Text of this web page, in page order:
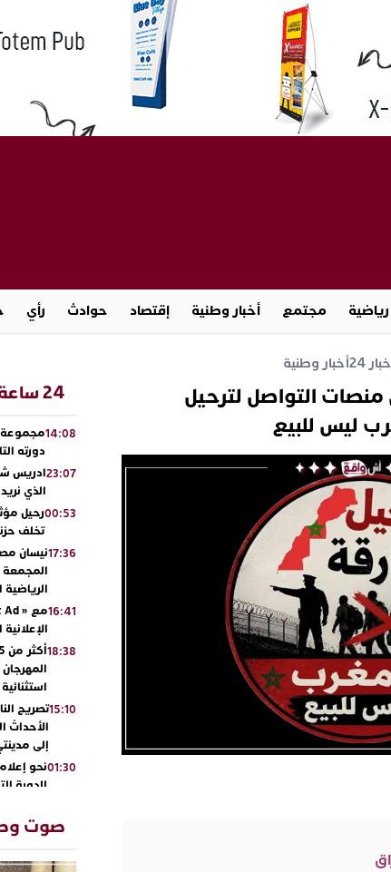
رياضية مجتمع أخبار وطنية إقتصاد حوادث رأي
24 أخبار وطنية
التواصل لترحيل
ليس للبيع
24 ساعة
14:08مجموعة
دورته
23:07ادريس
الذي نريد
00:53رحيل
تخلف
17:36نيسان
المجمعة
16:41
18:38
استثنائية
15:10تصريح
الأحداث
إلى
01:30نحو
للدورة
20:48تفاعلصوت